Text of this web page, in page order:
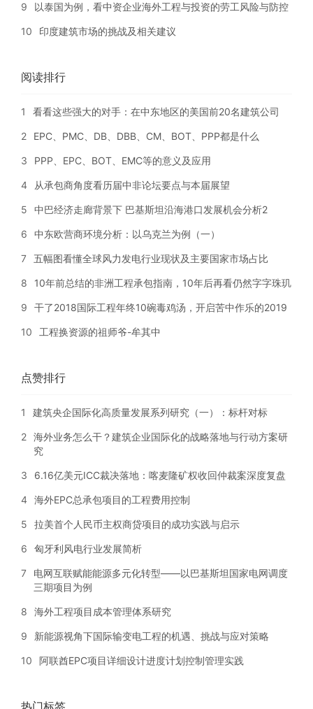
9 以泰国为例，看中资企业海外工程与投资的劳工风险与防控
10 印度建筑市场的挑战及相关建议
阅读排行
1 看看这些强大的对手：在中东地区的美国前20名建筑公司
2 EPC、PMC、DB、DBB、CM、BOT、PPP都是什么
3 PPP、EPC、BOT、EMC等的意义及应用
4 从承包商角度看历届中非论坛要点与本届展望
5 中巴经济走廊背景下 巴基斯坦沿海港口发展机会分析2
6 中东欧营商环境分析：以乌克兰为例（一）
7 五幅图看懂全球风力发电行业现状及主要国家市场占比
8 10年前总结的非洲工程承包指南，10年后再看仍然字字珠玑
9 干了2018国际工程年终10碗毒鸡汤，开启苦中作乐的2019
10 工程换资源的祖师爷-牟其中
点赞排行
1 建筑央企国际化高质量发展系列研究（一）：标杆对标
2 海外业务怎么干？建筑企业国际化的战略落地与行动方案研
究
3 6.16亿美元ICC裁决落地：喀麦隆矿权收回仲裁案深度复盘
4 海外EPC总承包项目的工程费用控制
5 拉美首个人民币主权商贷项目的成功实践与启示
6 匈牙利风电行业发展简析
7
电网互联赋能能源多元化转型——以巴基斯坦国家电网调度
三期项目为例
8 海外工程项目成本管理体系研究
9 新能源视角下国际输变电工程的机遇、挑战与应对策略
10 阿联酋EPC项目详细设计进度计划控制管理实践
热门标签